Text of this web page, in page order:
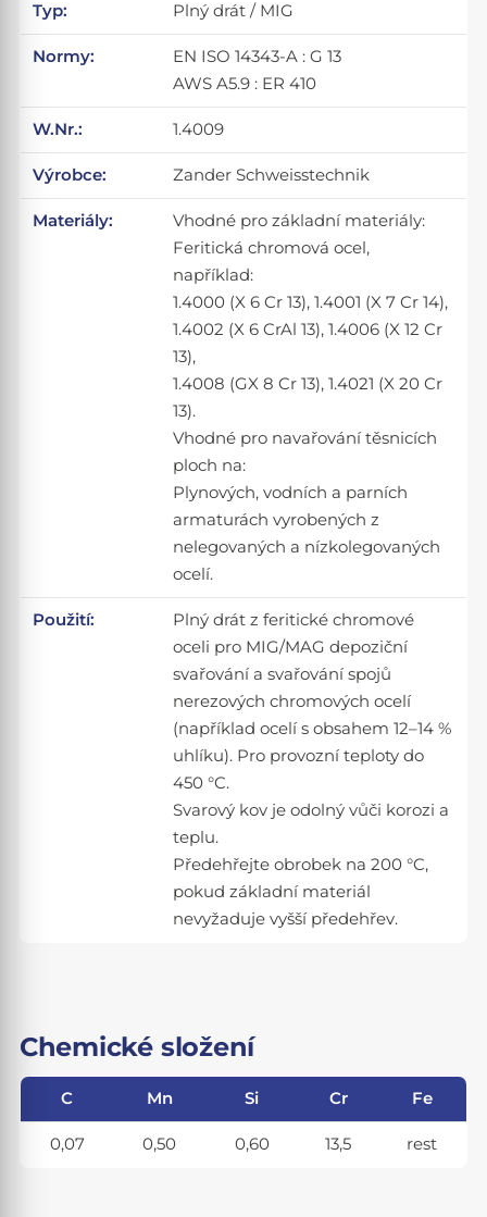
Typ: Plný drát / MIG
Normy:
EN ISO 14343-A : G 13
AWS A5.9 : ER 410
W.Nr.: 1.4009
Výrobce: Zander Schweisstechnik
Materiály:
Vhodné pro základní materiály:
Feritická chromová ocel,
například:
1.4000 (X 6 Cr 13), 1.4001 (X 7 Cr 14),
1.4002 (X 6 CrAl 13), 1.4006 (X 12 Cr
13),
1.4008 (GX 8 Cr 13), 1.4021 (X 20 Cr
13).
Vhodné pro navařování těsnicích
ploch na:
Plynových, vodních a parních
armaturách vyrobených z
nelegovaných a nízkolegovaných
ocelí.
Použití:
Plný drát z feritické chromové
oceli pro MIG/MAG depoziční
svařování a svařování spojů
nerezových chromových ocelí
(například ocelí s obsahem 12–14 %
uhlíku). Pro provozní teploty do
450 °C.
Svarový kov je odolný vůči korozi a
teplu.
Předehřejte obrobek na 200 °C,
pokud základní materiál
nevyžaduje vyšší předehřev.
Chemické složení
C Mn Si Cr Fe
0,07 0,50 0,60 13,5 rest